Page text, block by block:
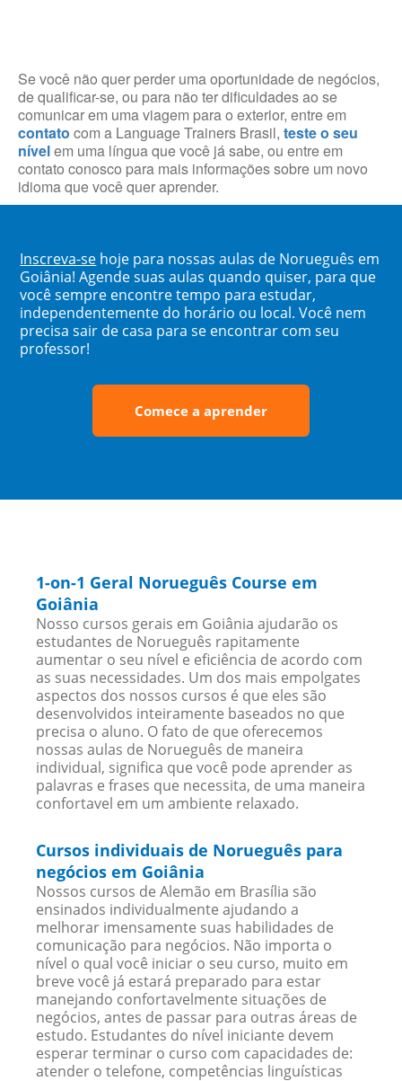
Se você não quer perder uma oportunidade de negócios,
de qualificar-se, ou para não ter dificuldades ao se
comunicar em uma viagem para o exterior, entre em
contato com a Language Trainers Brasil, teste o seu
nívelem uma língua que você já sabe, ou entre em
contato conosco para mais informações sobre um novo
idioma que você quer aprender.
Inscreva-se hoje para nossas aulas de Norueguês em
Goiânia! Agende suas aulas quando quiser, para que
você sempre encontre tempo para estudar,
independentemente do horário ou local. Você nem
precisa sair de casa para se encontrar com seu
professor!
Comece a aprender
1-on-1 Geral Norueguês Course em
Goiânia
Nosso cursos gerais em Goiânia ajudarão os
estudantes de Norueguês rapitamente
aumentar o seu nível e eficiência de acordo com
as suas necessidades. Um dos mais empolgates
aspectos dos nossos cursos é que eles são
desenvolvidos inteiramente baseados no que
precisa o aluno. O fato de que oferecemos
nossas aulas de Norueguês de maneira
individual, significa que você pode aprender as
palavras e frases que necessita, de uma maneira
confortavel em um ambiente relaxado.
Cursos individuais de Norueguês para
negócios em Goiânia
Nossos cursos de Alemão em Brasília são
ensinados individualmente ajudando a
melhorar imensamente suas habilidades de
comunicação para negócios. Não importa o
nível o qual você iniciar o seu curso, muito em
breve você já estará preparado para estar
manejando confortavelmente situações de
negócios, antes de passar para outras áreas de
estudo. Estudantes do nível iniciante devem
esperar terminar o curso com capacidades de:
atender o telefone, competências linguísticas